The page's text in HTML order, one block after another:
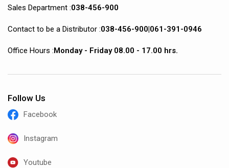
Sales Department :038-456-900
Contact to be a Distributor :038-456-900|061-391-0946
Office Hours :Monday - Friday 08.00 - 17.00 hrs.
Follow Us
Facebook
Instagram
Youtube